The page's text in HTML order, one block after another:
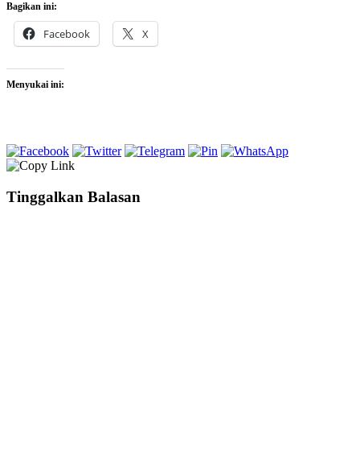
Bagikan ini:
Facebook X
Menyukai ini:
Tinggalkan Balasan